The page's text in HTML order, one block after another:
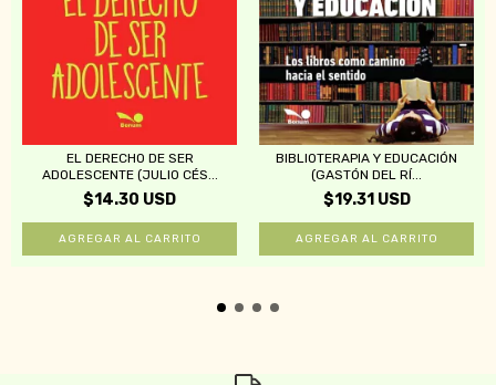
EL DERECHO DE SER
ADOLESCENTE (JULIO CÉS...
$14.30 USD
BIBLIOTERAPIA Y EDUCACIÓN
(GASTÓN DEL RÍ...
$19.31 USD